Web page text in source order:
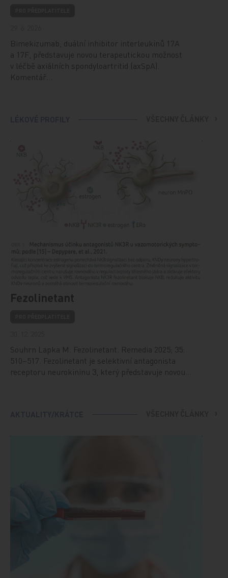
Bimekizumab, duální inhibitor interleukinů 17A
a 17F, představuje novou terapeutickou možnost
v léčbě axiálních spondyloartritid (axSpA).
Komentář…
Fezolinetant
Souhrn Lapka M. Fezolinetant. Remedia 2025; 35:
510–517. Fezolinetant je selektivní antagonista
receptoru neurokininu 3, který představuje novou…